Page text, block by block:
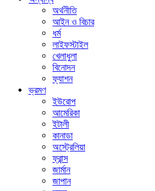
অর্থনীতি
আইন ও বিচার
ধর্ম
লাইফস্টাইল
খেলাধুলা
বিনোদন
ফ্যাশন
ভ্রমণ
ইউরোপ
আমেরিকা
ইটালী
কানাডা
অস্ট্রেলিয়া
ফ্রান্স
জার্মান
জাপান